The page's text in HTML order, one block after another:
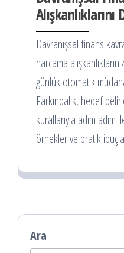
Davranışsal finans
harcama
günlük otomatik
Farkındalık, hedef
kurallarıyla adım adım
örnekler ve pratik
Ara